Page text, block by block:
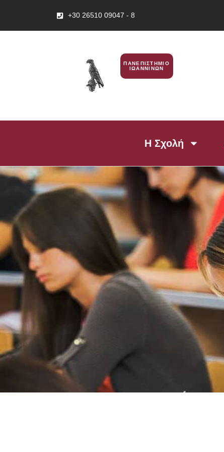
+30 26510 09047 - 8
ΠΑΝΕΠΙΣΤΗΜΙΟ
ΙΩΑΝΝΙΝΩΝ
Η Σχολή